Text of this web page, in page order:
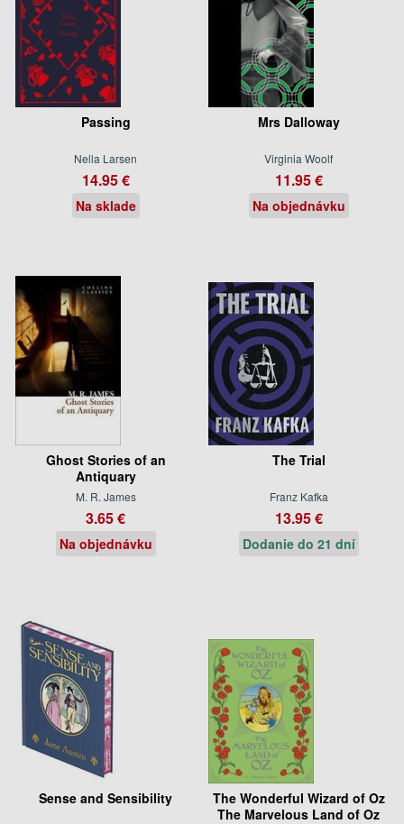
Passing
Nella Larsen
14.95 €
Na sklade
Mrs Dalloway
Virginia Woolf
11.95 €
Na objednávku
Ghost Stories of an
Antiquary
M. R. James
3.65 €
Na objednávku
The Trial
Franz Kafka
13.95 €
Dodanie do 21 dní
Sense and Sensibility
The Wonderful Wizard of Oz
The Marvelous Land of Oz